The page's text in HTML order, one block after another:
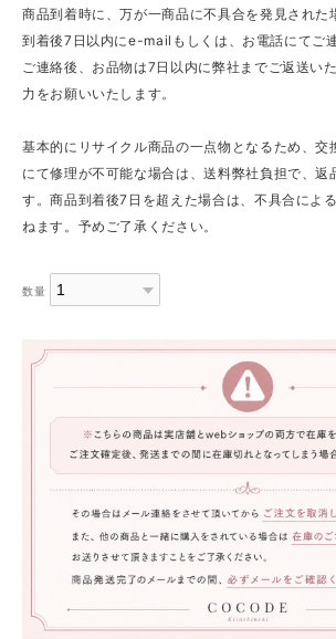
商品到着時に、万が一商品に不具合を発見された
到着後7日以内にe-mailもしくは、お電話にてご
ご連絡後、お品物は7日以内に弊社までご返送い
力をお願いいたします。
基本的にリサイクル商品の一点物となるため、交
にて修理が不可能な場合は、送料弊社負担で、返
す。商品到着後7日を超えた場合は、不具合によ
ねます。予めご了承ください。
数量